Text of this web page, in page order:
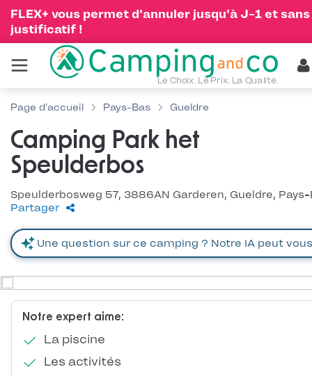
FLEX+ vous permet d'annuler jusqu'à J-1 et sans
justificatif !
Le Choix. Le Prix. La Qualité.
Page d'accueil Pays-Bas Gueldre
Camping Park het
Speulderbos
Speulderbosweg 57, 3886AN Garderen, Gueldre,
Partager
Notre expert aime:
La piscine
Les activités